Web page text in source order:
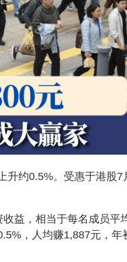
升约0.5%。受惠于港股7
益，相当于每名成员平
，人均赚1,887元，年